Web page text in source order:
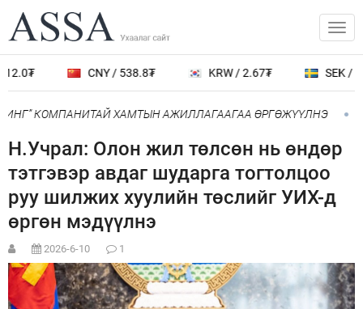
CNY / 538.8₮ KRW / 2.67₮ SEK /
КОМПАНИТАЙ ХАМТЫН АЖИЛЛАГААГАА ӨРГӨЖҮҮЛНЭ
Н.Учрал: Олон жил төлсөн нь өндөр
тэтгэвэр авдаг шударга тогтолцоо
руу шилжих хуулийн төслийг УИХ-д
өргөн мэдүүлнэ
2026-6-10 1